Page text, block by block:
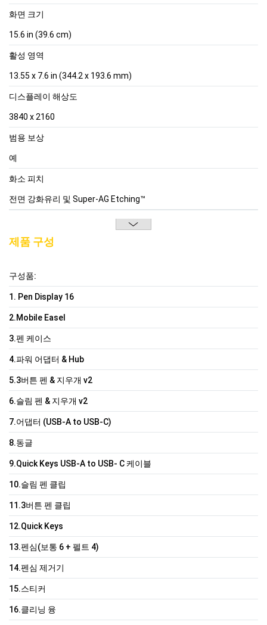
화면 크기
15.6 in (39.6 cm)
활성 영역
13.55 x 7.6 in (344.2 x 193.6 mm)
디스플레이 해상도
3840 x 2160
범용 보상
예
화소 피치
전면 강화유리 및 Super-AG Etching™
제품 구성
구성품:
1. Pen Display 16
2.Mobile Easel
3.펜 케이스
4.파워 어댑터 & Hub
5.3버튼 펜 & 지우개 v2
6.슬림 펜 & 지우개 v2
7.어댑터 (USB-A to USB-C)
8.동글
9.Quick Keys USB-A to USB- C 케이블
10.슬림 펜 클립
11.3버튼 펜 클립
12.Quick Keys
13.펜심(보통 6 + 펠트 4)
14.펜심 제거기
15.스티커
16.클리닝 융